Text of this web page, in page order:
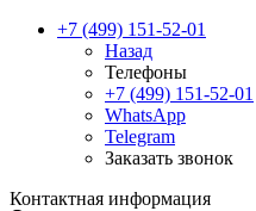
+7 (499) 151-52-01
Назад
Телефоны
+7 (499) 151-52-01
WhatsApp
Telegram
Заказать звонок
Контактная информация